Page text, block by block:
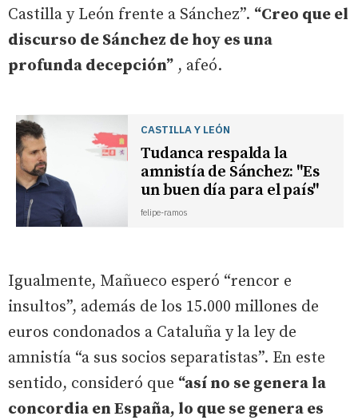
Castilla y León frente a Sánchez”. “Creo que el
discurso de Sánchez de hoy es una
profunda decepción” , afeó.
CASTILLA Y LEÓN
Tudanca respalda la
amnistía de Sánchez: "Es
un buen día para el país"
felipe-ramos
Igualmente, Mañueco esperó “rencor e
insultos”, además de los 15.000 millones de
euros condonados a Cataluña y la ley de
amnistía “a sus socios separatistas”. En este
sentido, consideró que “así no se genera la
concordia en España, lo que se genera es